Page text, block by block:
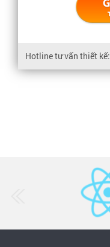
Hotline tư vấn thiết kế: